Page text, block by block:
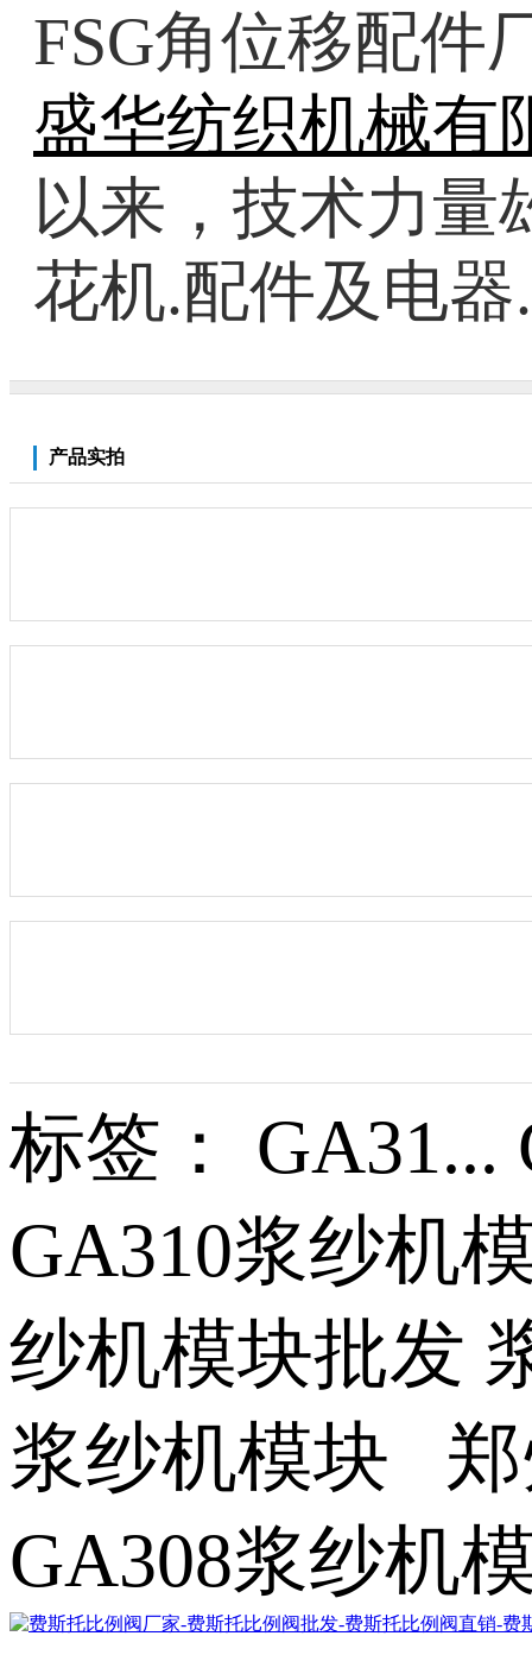
FSG角位移配件
盛华纺织机械有
以来，技术力量
花机.配件及电器.
产品实拍
标签：
GA310浆纱机
纱机模块批发
浆纱机模块 郑
GA308浆纱机